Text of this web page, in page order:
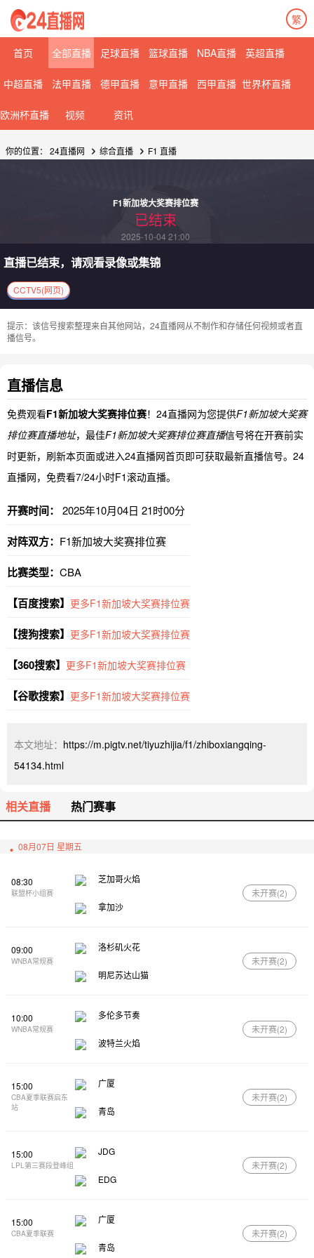
繁
首页 全部直播 足球直播 篮球直播 NBA直播 英超直播
中超直播 法甲直播 德甲直播 意甲直播 西甲直播 世界杯直播
欧洲杯直播 视频 资讯
你的位置： 24直播网 综合直播 F1 直播
F1新加坡大奖赛排位赛
已结束
2025-10-04 21:00
直播已结束，请观看录像或集锦
CCTV5(网页)
提示：该信号搜索整理来自其他网站，24直播网从不制作和存储任何视频或者直
播信号。
直播信息
免费观看F1新加坡大奖赛排位赛！24直播网为您提供F1新加坡大奖赛
排位赛直播地址，最佳F1新加坡大奖赛排位赛直播信号将在开赛前实
时更新，刷新本页面或进入24直播网首页即可获取最新直播信号。24
直播网，免费看7/24小时F1滚动直播。
开赛时间： 2025年10月04日 21时00分
对阵双方： F1新加坡大奖赛排位赛
比赛类型： CBA
【百度搜索】 更多F1新加坡大奖赛排位赛
【搜狗搜索】 更多F1新加坡大奖赛排位赛
【360搜索】 更多F1新加坡大奖赛排位赛
【谷歌搜索】 更多F1新加坡大奖赛排位赛
本文地址： https://m.pigtv.net/tiyuzhijia/f1/zhiboxiangqing-
54134.html
相关直播 热门赛事
08月07日 星期五
08:30
联盟杯小组赛
芝加哥火焰
拿加沙
未开赛(2)
09:00
WNBA常规赛
洛杉矶火花
明尼苏达山猫
未开赛(2)
10:00
WNBA常规赛
多伦多节奏
波特兰火焰
未开赛(2)
15:00
CBA夏季联赛启东
站
广厦
青岛
未开赛(2)
15:00
LPL第三赛段登峰组
JDG
EDG
未开赛(2)
15:00
CBA夏季联赛
广厦
青岛
未开赛(2)